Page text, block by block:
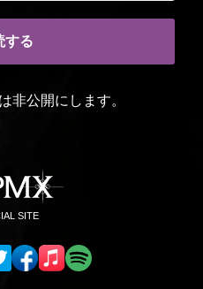
非公開にします。